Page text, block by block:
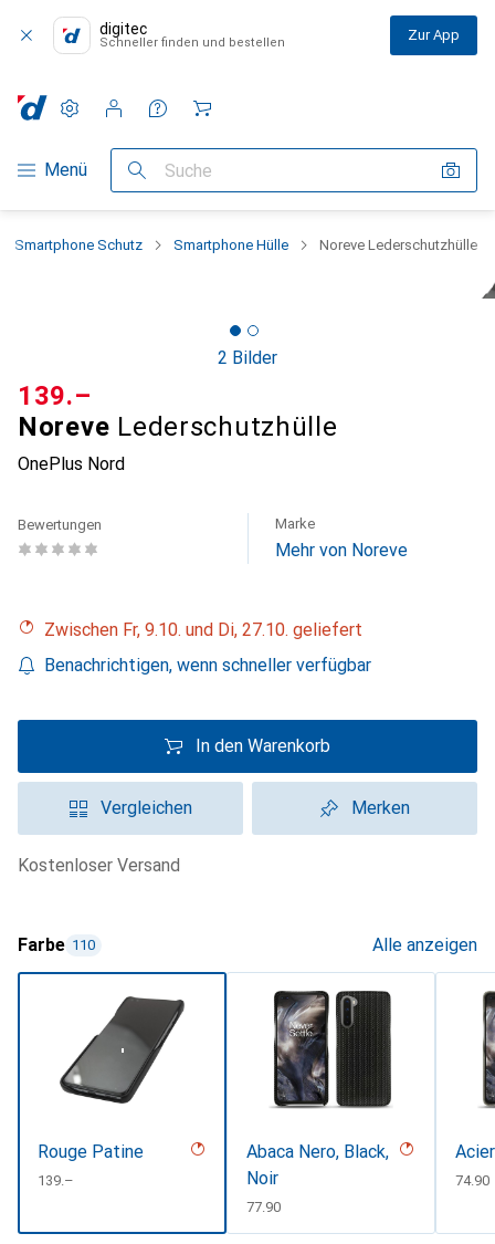
digitec
Schneller finden und bestellen Zur App
Navigation nach Kategorien
Menü Suche
Einstellungen
Kundenkonto
Vergleichslisten
Merklisten
Warenkorb
Smartphone Schutz Smartphone Hülle Noreve Lederschutzhülle
2 Bilder
Noreve Lederschutzhülle
OnePlus Nord
CHF
139.–
Bewertungen Marke
Mehr von Noreve
Zwischen Fr, 9.10. und Di, 27.10. geliefert
Benachrichtigen, wenn schneller verfügbar
In den Warenkorb
Vergleichen Merken
kostenloser Versand
Farbe 110 Alle anzeigen
Rouge Patine
CHF
139.–
Abaca Nero, Black,
Noir
CHF
77.90
CHF
74.90